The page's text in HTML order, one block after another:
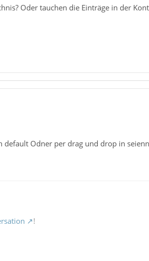
Oder tauchen die Einträge in der
default Odner per drag und drop in seienn
!